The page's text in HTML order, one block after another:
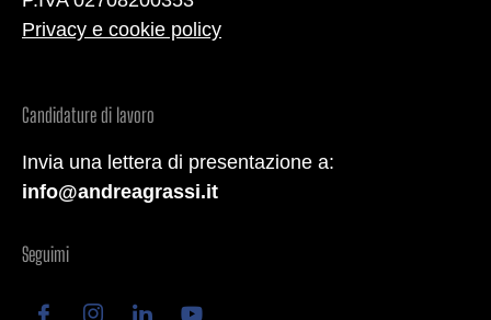
Privacy e cookie policy
Candidature di lavoro
Invia una lettera di presentazione a:
info@andreagrassi.it
Seguimi